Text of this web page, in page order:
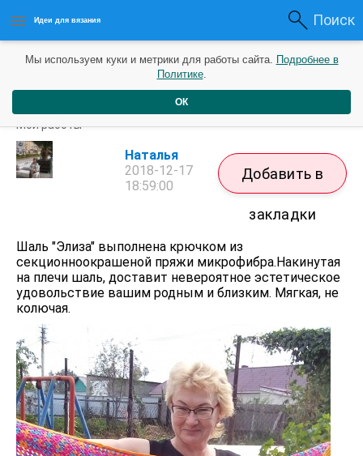
Идеи для вязания Поиск
Мои работы
Наталья
2018-12-17
18:59:00
Добавить в
закладки
Шаль "Элиза" выполнена крючком из
секционноокрашеной пряжи микрофибра.Накинутая
на плечи шаль, доставит невероятное эстетическое
удовольствие вашим родным и близким. Мягкая, не
колючая.
Мы используем куки и метрики для работы сайта. Подробнее в
Политике.
ОК